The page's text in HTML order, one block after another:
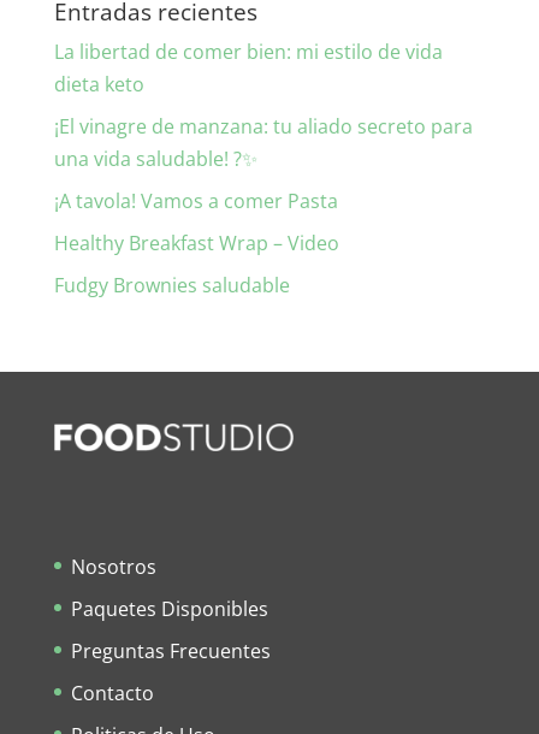
Entradas recientes
La libertad de comer bien: mi estilo de vida
dieta keto
¡El vinagre de manzana: tu aliado secreto para
una vida saludable! ?✨
¡A tavola! Vamos a comer Pasta
Healthy Breakfast Wrap – Video
Fudgy Brownies saludable
Nosotros
Paquetes Disponibles
Preguntas Frecuentes
Contacto